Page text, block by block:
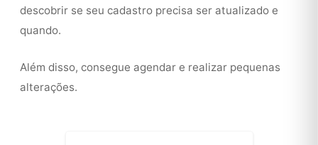
descobrir se seu cadastro precisa ser atualizado e
quando.
Além disso, consegue agendar e realizar pequenas
alterações.